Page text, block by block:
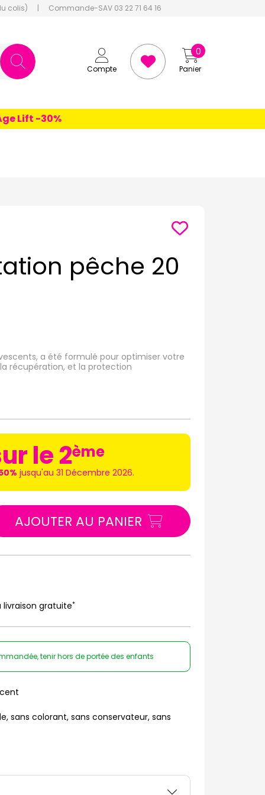
colis) | Commande-SAV 03 22 71 64 16
Compte Panier
0
-30%
pêche 20
a été formulé pour optimiser votre
récupération, et la protection
le 2ème
jusqu'au 31 Décembre 2026.
AJOUTER AU PANIER
gratuite*
tenir hors de portée des enfants
sans colorant, sans conservateur, sans